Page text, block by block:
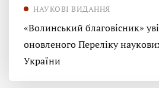
НАУКОВІ ВИДАННЯ
«Волинський благовісник»
оновленого Переліку
України